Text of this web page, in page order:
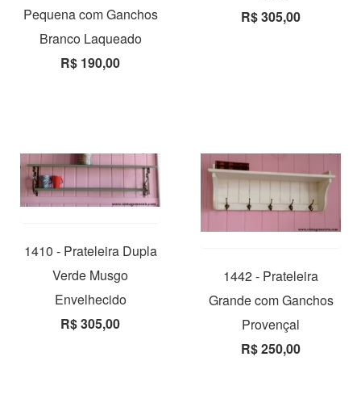
Pequena com Ganchos
Branco Laqueado
R$ 190,00
R$ 305,00
1410 - Prateleira Dupla
Verde Musgo
Envelhecido
R$ 305,00
1442 - Prateleira
Grande com Ganchos
Provençal
R$ 250,00